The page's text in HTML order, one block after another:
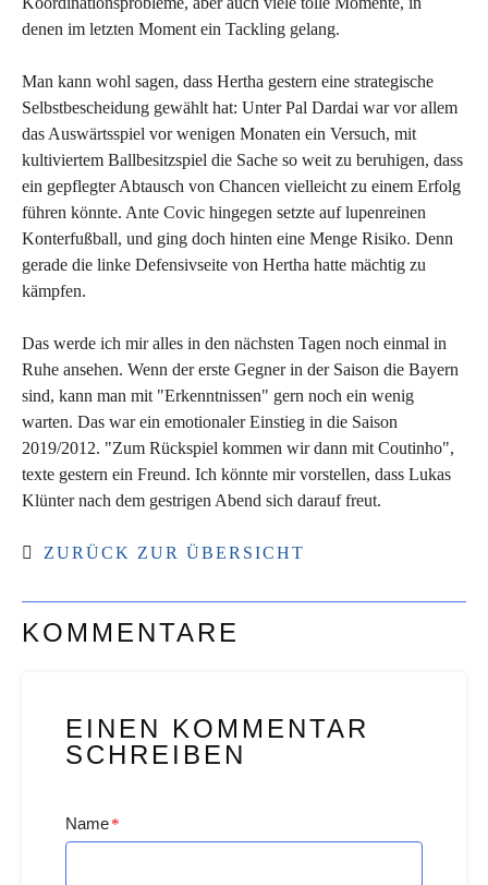
denen im letzten Moment ein Tackling gelang.
Man kann wohl sagen, dass Hertha gestern eine strategische
Selbstbescheidung gewählt hat: Unter Pal Dardai war vor allem
das Auswärtsspiel vor wenigen Monaten ein Versuch, mit
kultiviertem Ballbesitzspiel die Sache so weit zu beruhigen, dass
ein gepflegter Abtausch von Chancen vielleicht zu einem Erfolg
führen könnte. Ante Covic hingegen setzte auf lupenreinen
Konterfußball, und ging doch hinten eine Menge Risiko. Denn
gerade die linke Defensivseite von Hertha hatte mächtig zu
kämpfen.
Das werde ich mir alles in den nächsten Tagen noch einmal in
Ruhe ansehen. Wenn der erste Gegner in der Saison die Bayern
sind, kann man mit "Erkenntnissen" gern noch ein wenig
warten. Das war ein emotionaler Einstieg in die Saison
2019/2012. "Zum Rückspiel kommen wir dann mit Coutinho",
texte gestern ein Freund. Ich könnte mir vorstellen, dass Lukas
Klünter nach dem gestrigen Abend sich darauf freut.
ZURÜCK ZUR ÜBERSICHT
KOMMENTARE
EINEN KOMMENTAR
SCHREIBEN
Name*